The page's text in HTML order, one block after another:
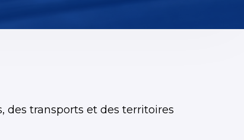
des transports et des territoires